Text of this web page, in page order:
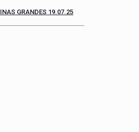
GRANDES 19.07.25